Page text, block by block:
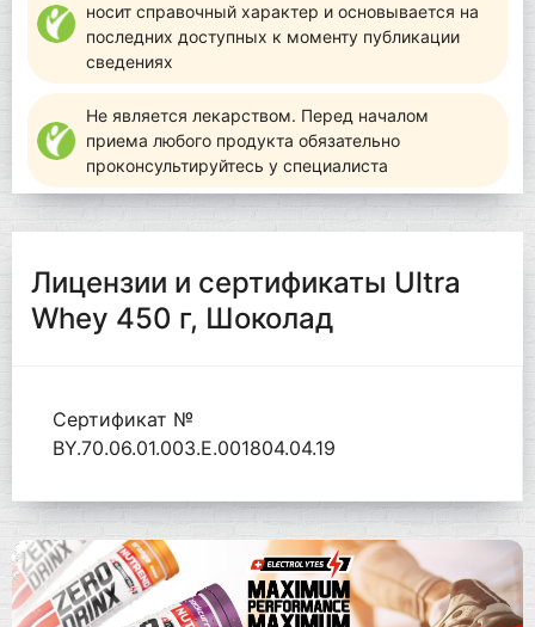
носит справочный характер и основывается на
последних доступных к моменту публикации
сведениях
Не является лекарством. Перед началом
приема любого продукта обязательно
проконсультируйтесь у специалиста
Лицензии и сертификаты Ultra
Whey 450 г, Шоколад
Сертификат №
BY.70.06.01.003.Е.001804.04.19